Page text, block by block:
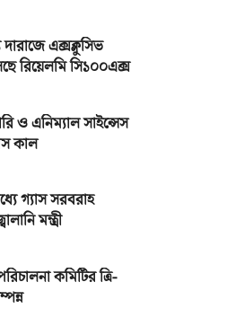
দারাজে এক্সক্লুসিভ
রিয়েলমি সি১০০এক্স
ও এনিম্যাল সাইন্সেস
কাল
গ্যাস সরবরাহ
মন্ত্রী
কমিটির ত্রি-